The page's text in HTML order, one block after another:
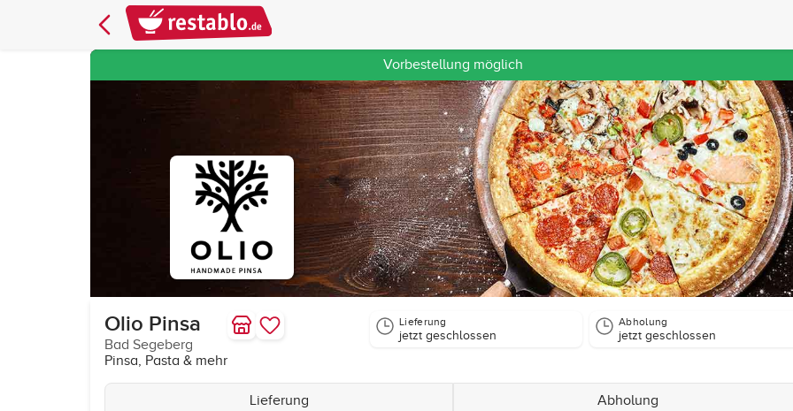
Vorbestellung möglich
Olio Pinsa
Bad Segeberg
Pinsa, Pasta & mehr
Lieferung
jetzt geschlossen
Abholung
jetzt geschlossen
Lieferung Abholung